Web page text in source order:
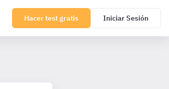
Hacer test gratis Iniciar Sesión